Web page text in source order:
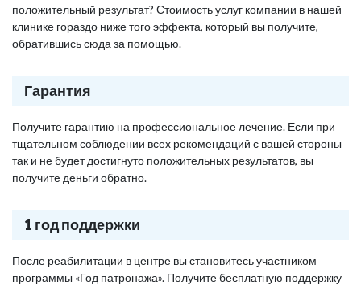
положительный результат? Стоимость услуг компании в нашей
клинике гораздо ниже того эффекта, который вы получите,
обратившись сюда за помощью.
Гарантия
Получите гарантию на профессиональное лечение. Если при
тщательном соблюдении всех рекомендаций с вашей стороны
так и не будет достигнуто положительных результатов, вы
получите деньги обратно.
1 год поддержки
После реабилитации в центре вы становитесь участником
программы «Год патронажа». Получите бесплатную поддержку